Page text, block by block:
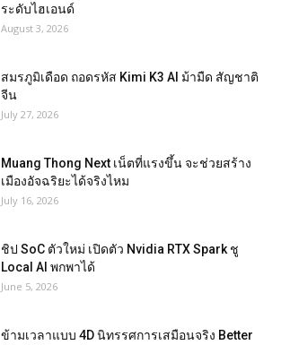
ระดับไฮเอนด์
August 3, 2026
สมรภูมิเดือด ถอดรหัส Kimi K3 AI ม้ามืด สัญชาติ
จีน
July 27, 2026
Muang Thong Next เน็ตที่แรงขึ้น จะช่วยสร้าง
เมืองอัจฉริยะได้จริงไหม
July 16, 2026
ชิป SoC ตัวใหม่ เปิดตัว Nvidia RTX Spark ชู
Local AI พกพาได้
June 5, 2026
ข้ามเวลาแบบ 4D นิทรรศการเสมือนจริง Better